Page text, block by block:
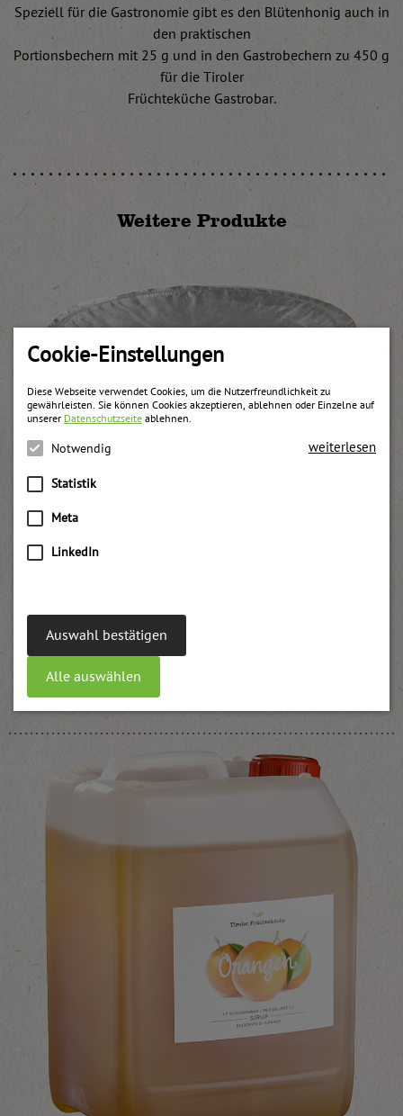
Cookie-Einstellungen
Diese Webseite verwendet Cookies, um die Nutzerfreundlichkeit zu
gewährleisten. Sie können Cookies akzeptieren, ablehnen oder Einzelne auf
unserer Datenschutzseite ablehnen.
Notwendig
Statistik
Meta
LinkedIn
weiterlesen
Auswahl bestätigen
Alle auswählen
Speziell für die Gastronomie gibt es den Blütenhonig auch in
den praktischen
Portionsbechern mit 25 g und in den Gastrobechern zu 450 g
für die Tiroler
Früchteküche Gastrobar.
Weitere Produkte
Pfirsich-Maracuja Konfitüre
weitere Informationen